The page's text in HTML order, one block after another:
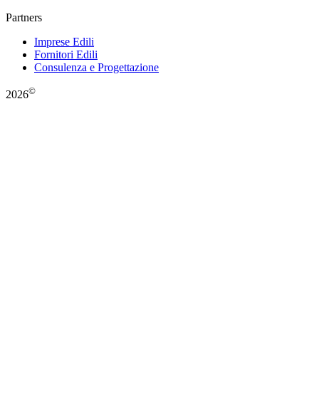
Partners
Imprese Edili
Fornitori Edili
Consulenza e Progettazione
2026©